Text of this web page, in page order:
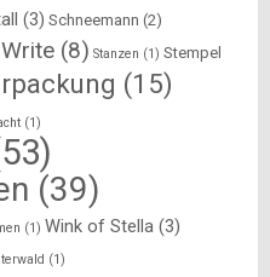
(3) Schneemann (2)
(8) Stanzen (1) Stempel
(15)
(1)
(39)
(1) Wink of Stella (3)
(1)